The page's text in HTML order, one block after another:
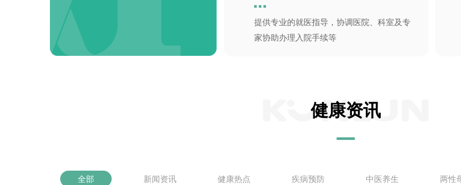
提供专业的就医指导，协调医院、科室及专
家协助办理入院手续等
健康资讯
全部 新闻资讯 健康热点 疾病预防 中医养生 两性